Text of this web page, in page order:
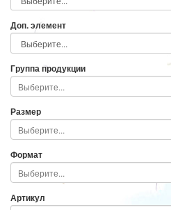
Доп. элемент
Группа продукции
Размер
Формат
Артикул